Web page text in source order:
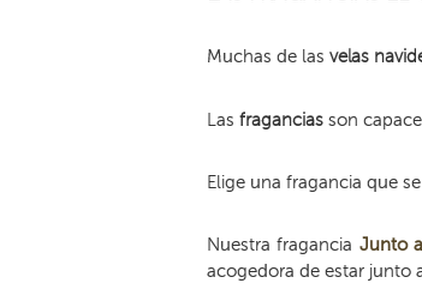
Muchas de las velas
Las fraganciasson
Elige una fragancia que
Nuestra fragancia Junto
acogedora de estar junto